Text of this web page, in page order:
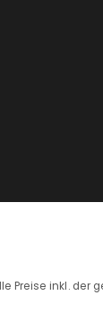
Preise inkl. der